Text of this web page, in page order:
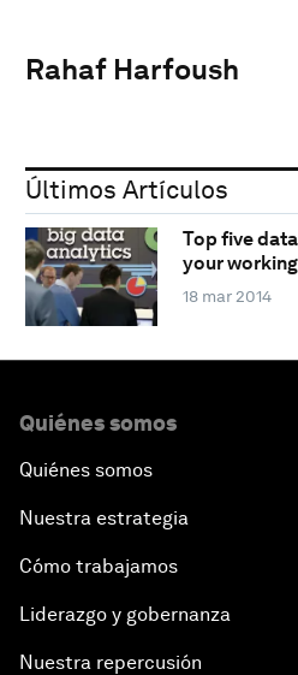
Rahaf Harfoush
Últimos Artículos
Top five
your
18 mar 2014
Quiénes somos
Quiénes somos
Nuestra estrategia
Cómo trabajamos
Liderazgo y gobernanza
Nuestra repercusión